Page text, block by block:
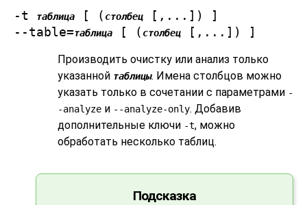
-t таблица [ ( столбец
[,...]) ]
--table=таблица [ ( столбец [,...]) ]
Производить очистку или анализ только
указанной таблицы. Имена столбцов можно
указать только в сочетании с параметрами -
-analyze и --analyze-only. Добавив
дополнительные ключи -t, можно
обработать несколько таблиц.
Подсказка